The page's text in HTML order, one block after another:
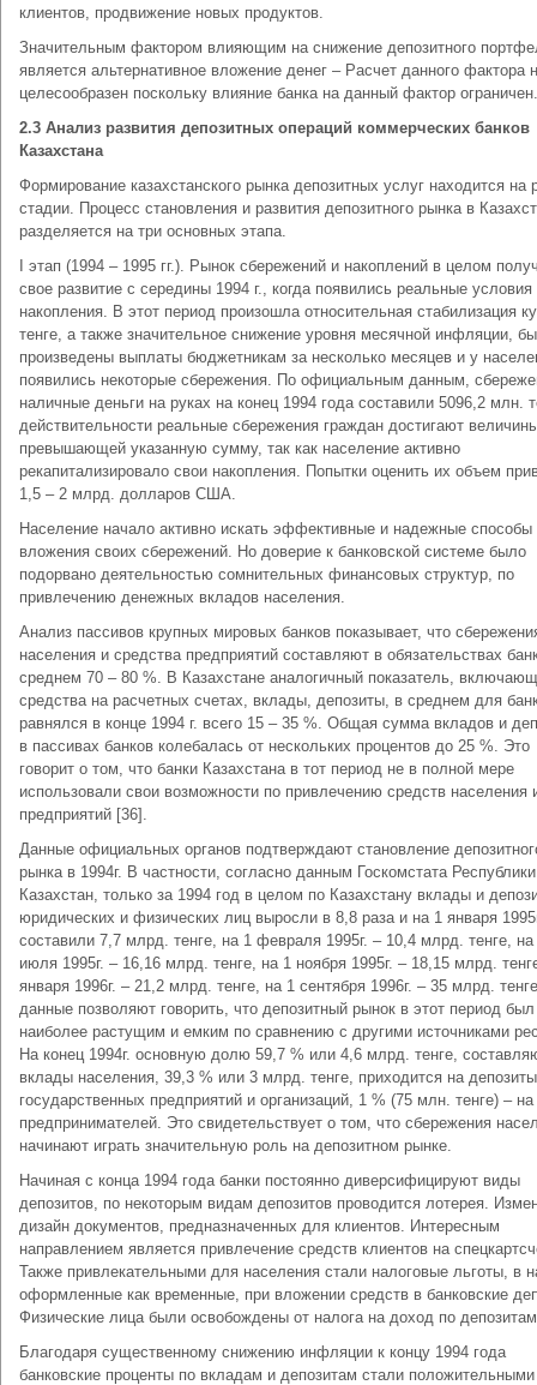
клиентов, продвижение новых продуктов.
Значительным фактором влияющим на снижение депозитного
является альтернативное вложение денег – Расчет данного фактора
целесообразен поскольку влияние банка на данный фактор ограничен.
2.3 Анализ развития депозитных операций коммерческих банков
Казахстана
Формирование казахстанского рынка депозитных услуг находится на
стадии. Процесс становления и развития депозитного рынка в
разделяется на три основных этапа.
I этап (1994 – 1995 гг.). Рынок сбережений и накоплений в целом
свое развитие с середины 1994 г., когда появились реальные
накопления. В этот период произошла относительная стабилизация
тенге, а также значительное снижение уровня месячной инфляции,
произведены выплаты бюджетникам за несколько месяцев и у
появились некоторые сбережения. По официальным данным,
наличные деньги на руках на конец 1994 года составили 5096,2 млн.
действительности реальные сбережения граждан достигают
превышающей указанную сумму, так как население активно
рекапитализировало свои накопления. Попытки оценить их объем
1,5 – 2 млрд. долларов США.
Население начало активно искать эффективные и надежные способы
вложения своих сбережений. Но доверие к банковской системе было
подорвано деятельностью сомнительных финансовых структур, по
привлечению денежных вкладов населения.
Анализ пассивов крупных мировых банков показывает, что
населения и средства предприятий составляют в обязательствах
среднем 70 – 80 %. В Казахстане аналогичный показатель,
средства на расчетных счетах, вклады, депозиты, в среднем для
равнялся в конце 1994 г. всего 15 – 35 %. Общая сумма вкладов и
в пассивах банков колебалась от нескольких процентов до 25 %. Это
говорит о том, что банки Казахстана в тот период не в полной мере
использовали свои возможности по привлечению средств населения
предприятий [36].
Данные официальных органов подтверждают становление
рынка в 1994г. В частности, согласно данным Госкомстата Республики
Казахстан, только за 1994 год в целом по Казахстану вклады и
юридических и физических лиц выросли в 8,8 раза и на 1 января
составили 7,7 млрд. тенге, на 1 февраля 1995г. – 10,4 млрд. тенге, на
июля 1995г. – 16,16 млрд. тенге, на 1 ноября 1995г. – 18,15 млрд.
января 1996г. – 21,2 млрд. тенге, на 1 сентября 1996г. – 35 млрд.
данные позволяют говорить, что депозитный рынок в этот период был
наиболее растущим и емким по сравнению с другими источниками
На конец 1994г. основную долю 59,7 % или 4,6 млрд. тенге,
вклады населения, 39,3 % или 3 млрд. тенге, приходится на депозиты
государственных предприятий и организаций, 1 % (75 млн. тенге) – на
предпринимателей. Это свидетельствует о том, что сбережения
начинают играть значительную роль на депозитном рынке.
Начиная с конца 1994 года банки постоянно диверсифицируют виды
депозитов, по некоторым видам депозитов проводится лотерея.
дизайн документов, предназначенных для клиентов. Интересным
направлением является привлечение средств клиентов на
Также привлекательными для населения стали налоговые льготы, в
оформленные как временные, при вложении средств в банковские
Физические лица были освобождены от налога на доход по
Благодаря существенному снижению инфляции к концу 1994 года
банковские проценты по вкладам и депозитам стали